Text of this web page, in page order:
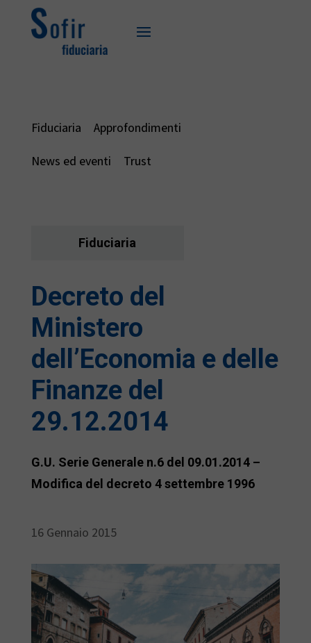
Fiduciaria Approfondimenti
News ed eventi Trust
Fiduciaria
Decreto del
Ministero
dell’Economia e delle
Finanze del
29.12.2014
G.U. Serie Generale n.6 del 09.01.2014 –
Modifica del decreto 4 settembre 1996
16 Gennaio 2015